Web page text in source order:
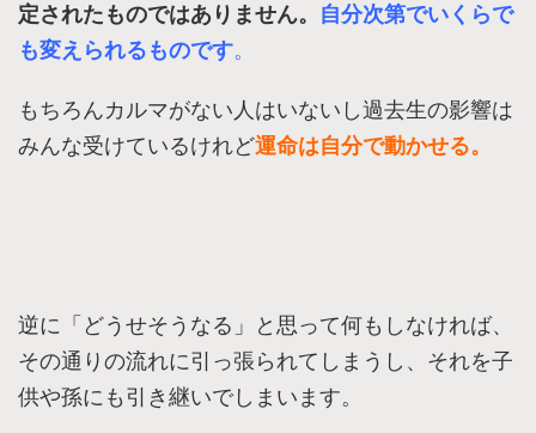
定されたものではありません。 自分次第でいくらで
も変えられるものです。
もちろんカルマがない人はいないし過去生の影響は
みんな受けているけれど運命は自分で動かせる。
逆に「どうせそうなる」と思って何もしなければ、
その通りの流れに引っ張られてしまうし、それを子
供や孫にも引き継いでしまいます。